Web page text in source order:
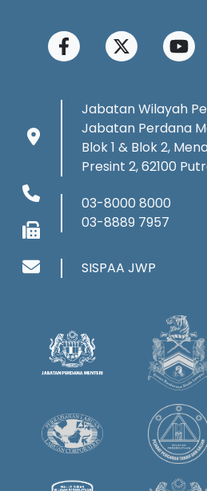
Jabatan Wilayah
Jabatan Perdana
Blok 1 & Blok 2,
Presint 2, 62100
03-8000 8000
03-8889 7957
SISPAA JWP